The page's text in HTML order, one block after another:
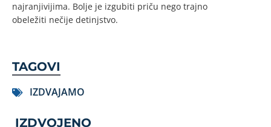
najranjivijima. Bolje je izgubiti priču nego trajno
obeležiti nečije detinjstvo.
TAGOVI
IZDVAJAMO
IZDVOJENO